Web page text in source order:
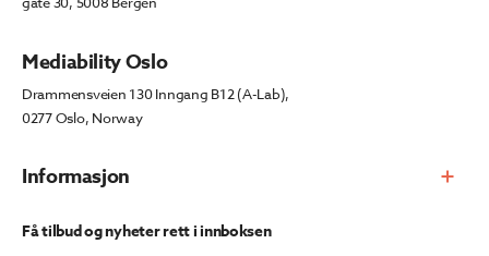
Informasjon
Mediability Oslo
Drammensveien 130 Inngang B12 (A-Lab),
0277 Oslo, Norway
Få tilbud og nyheter rett i innboksen